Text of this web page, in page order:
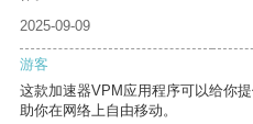
2025-09-09
游客
这款加速器VPM应用程序可以给你
助你在网络上自由移动。